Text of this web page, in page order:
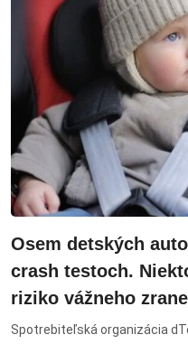
pneumatiky - to už nie je vaša
Osem detských
crash testoch.
riziko vážneho
Spotrebiteľská organizácia